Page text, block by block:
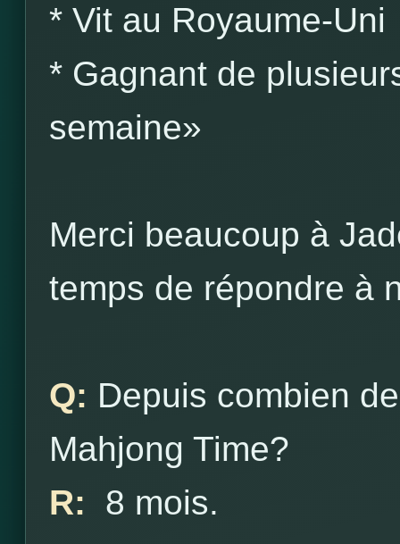
* Vit au Royaume-Uni
* Gagnant de
semaine»
Merci beaucoup à
temps de répondre à
Q: Depuis combien
Mahjong Time?
R: 8 mois.